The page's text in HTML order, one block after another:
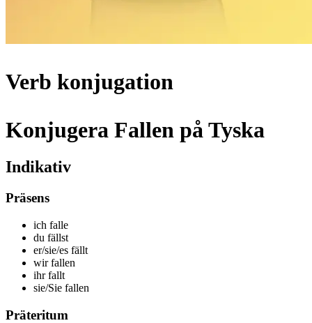
Verb konjugation
Konjugera Fallen på Tyska
Indikativ
Präsens
ich falle
du fällst
er/sie/es fällt
wir fallen
ihr fallt
sie/Sie fallen
Präteritum